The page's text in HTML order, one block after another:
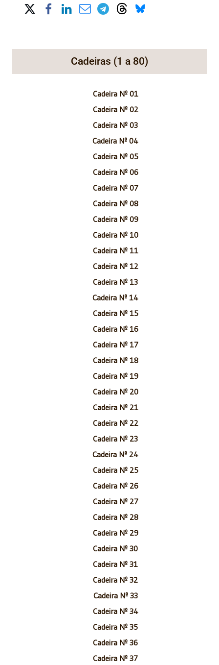
Share on Social Media
Cadeiras (1 a 80)
Cadeira Nº 01
Cadeira Nº 02
Cadeira Nº 03
Cadeira Nº 04
Cadeira Nº 05
Cadeira Nº 06
Cadeira Nº 07
Cadeira Nº 08
Cadeira Nº 09
Cadeira Nº 10
Cadeira Nº 11
Cadeira Nº 12
Cadeira Nº 13
Cadeira Nº 14
Cadeira Nº 15
Cadeira Nº 16
Cadeira Nº 17
Cadeira Nº 18
Cadeira Nº 19
Cadeira Nº 20
Cadeira Nº 21
Cadeira Nº 22
Cadeira Nº 23
Cadeira Nº 24
Cadeira Nº 25
Cadeira Nº 26
Cadeira Nº 27
Cadeira Nº 28
Cadeira Nº 29
Cadeira Nº 30
Cadeira Nº 31
Cadeira Nº 32
Cadeira Nº 33
Cadeira Nº 34
Cadeira Nº 35
Cadeira Nº 36
Cadeira Nº 37